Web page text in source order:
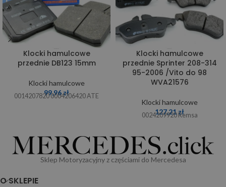
Klocki hamulcowe
przednie DB123 15mm
Klocki hamulcowe
99,96zł
0014207820 0004206420 ATE
Klocki hamulcowe
przednie Sprinter 208-314
95-2006 /Vito do 98
WVA21576
Klocki hamulcowe
127,21zł
0024209920 Remsa
Sklep Motoryzacyjny z częściami do Mercedesa
O SKLEPIE